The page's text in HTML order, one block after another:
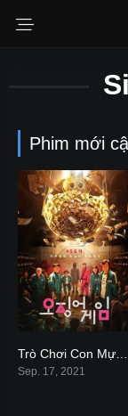
Phim mới
7
Sep. 17, 2021